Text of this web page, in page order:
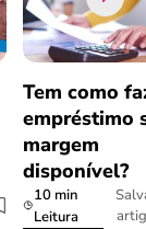
Tem como
empréstimo
margem
disponível?
10 min
Leitura